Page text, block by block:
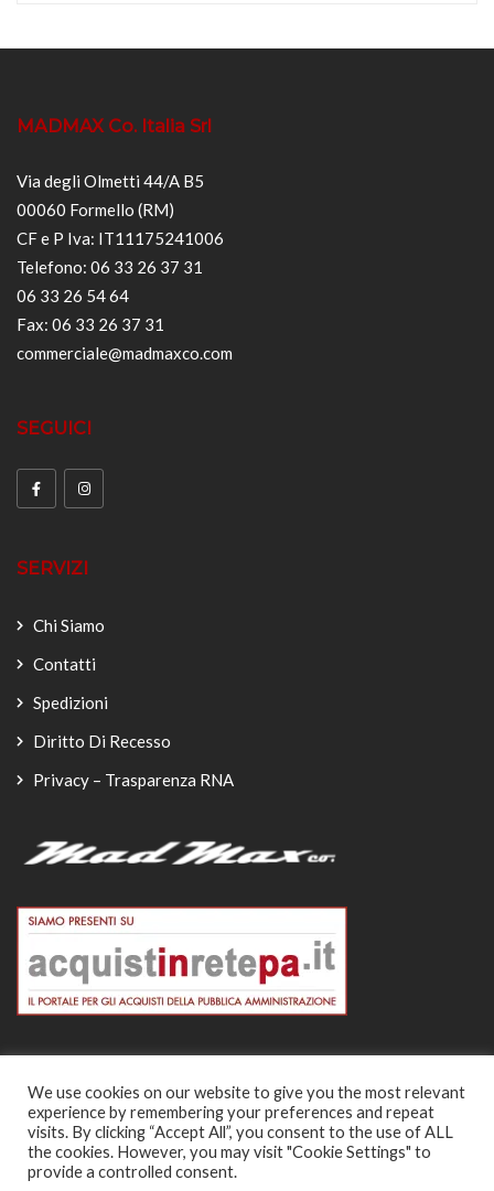
MADMAX Co. Italia Srl
Via degli Olmetti 44/A B5
00060 Formello (RM)
CF e P Iva: IT11175241006
Telefono: 06 33 26 37 31
06 33 26 54 64
Fax: 06 33 26 37 31
commerciale@madmaxco.com
SEGUICI
SERVIZI
Chi Siamo
Contatti
Spedizioni
Diritto Di Recesso
Privacy – Trasparenza RNA
© Copyright 2026
-
We use cookies on our website to give you the most relevant
experience by remembering your preferences and repeat
visits. By clicking “Accept All”, you consent to the use of ALL
the cookies. However, you may visit "Cookie Settings" to
provide a controlled consent.